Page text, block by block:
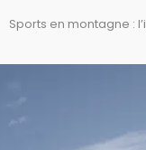
Sports en montagne :